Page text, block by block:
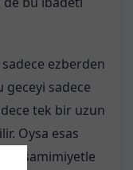
sadece ezberden
geceyi sadece
tek bir uzun
Oysa esas
ve samimiyetle